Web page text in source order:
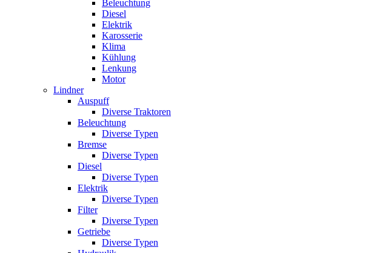
Beleuchtung
Diesel
Elektrik
Karosserie
Klima
Kühlung
Lenkung
Motor
Lindner
Auspuff
Diverse Traktoren
Beleuchtung
Diverse Typen
Bremse
Diverse Typen
Diesel
Diverse Typen
Elektrik
Diverse Typen
Filter
Diverse Typen
Getriebe
Diverse Typen